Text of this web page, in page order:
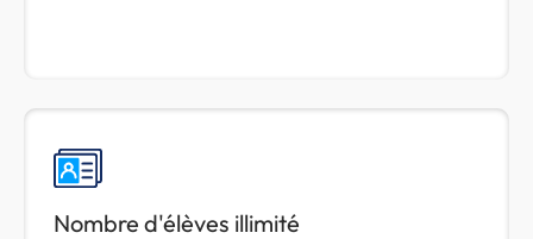
Nombre d'élèves illimité